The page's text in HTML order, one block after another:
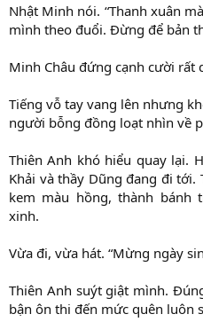
Nhật Minh nói. “Thanh xuân
mình theo đuổi. Đừng để bản
Minh Châu đứng cạnh cười rất
Tiếng vỗ tay vang lên nhưng
người bỗng đồng loạt nhìn về
Thiên Anh khó hiểu quay lại.
Khải và thầy Dũng đang đi tới.
kem màu hồng, thành bánh
xinh.
Vừa đi, vừa hát. “Mừng ngày
Thiên Anh suýt giật mình.
bận ôn thi đến mức quên luôn